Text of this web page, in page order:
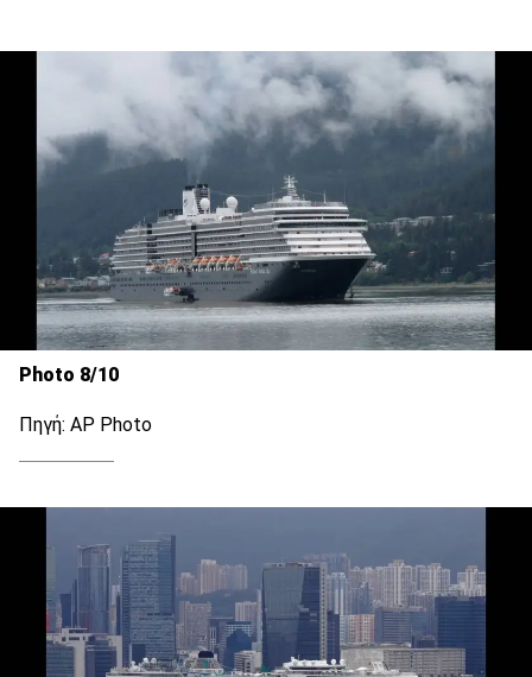
Photo 8/10
Πηγή: AP Photo